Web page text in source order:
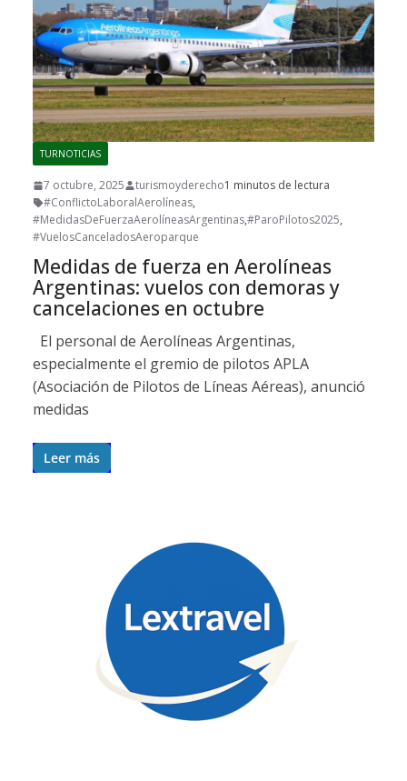
TURNOTICIAS
7 octubre, 2025 turismoyderecho1 minutos de lectura
#ConflictoLaboralAerolíneas,
#MedidasDeFuerzaAerolíneasArgentinas,#ParoPilotos2025,
#VuelosCanceladosAeroparque
Medidas de fuerza en Aerolíneas
Argentinas: vuelos con demoras y
cancelaciones en octubre
El personal de Aerolíneas Argentinas,
especialmente el gremio de pilotos APLA
(Asociación de Pilotos de Líneas Aéreas), anunció
medidas
Leer más